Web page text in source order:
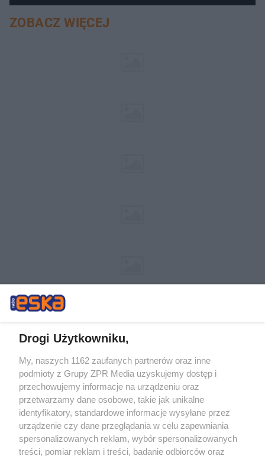
ZOBACZ WIĘCEJ
Żaden utwór zamieszczony w serwisie nie może być powielany i
rozpowszechniany lub dalej rozpowszechniany w jakikolwiek sposób (w
tym także elektroniczny lub mechaniczny) na jakimkolwiek polu
eksploatacji w jakiejkolwiek formie, włącznie z umieszczaniem w
Internecie bez pisemnej zgody właściciela praw. Jakiekolwiek użycie lub
wykorzystanie utworów w całości lub w części z naruszeniem prawa,
tzn. bez właściwej zgody, jest zabronione pod groźbą kary i może być
ścigane prawnie.
Drogi Użytkowniku,
My, naszych 1162 zaufanych partnerów oraz inne
podmioty z Grupy ZPR Media uzyskujemy dostęp i
przechowujemy informacje na urządzeniu oraz
przetwarzamy dane osobowe, takie jak unikalne
identyfikatory, standardowe informacje wysyłane przez
urządzenie czy dane przeglądania w celu zapewniania
spersonalizowanych reklam, wybór spersonalizowanych
treści, pomiar reklam i treści, badanie odbiorców oraz